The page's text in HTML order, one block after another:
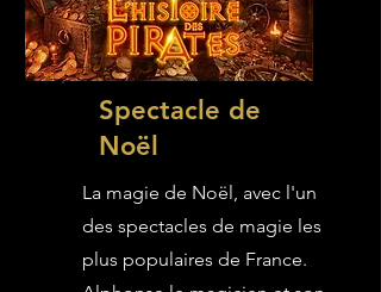
Spectacle de
Noël
La magie de Noël, avec l'un
des spectacles de magie les
plus populaires de France.